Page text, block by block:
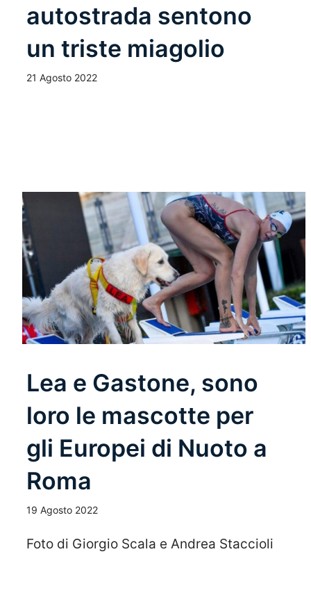
autostrada sentono
un triste miagolio
21 Agosto 2022
Lea e Gastone, sono
loro le mascotte per
gli Europei di Nuoto a
Roma
19 Agosto 2022
Foto di Giorgio Scala e Andrea Staccioli